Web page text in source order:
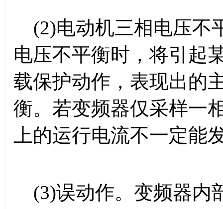
(2)电动机三相电压不
电压不平衡时，将引起
载保护动作，表现出的
衡。若变频器仅采样一
上的运行电流不一定能
(3)误动作。变频器内